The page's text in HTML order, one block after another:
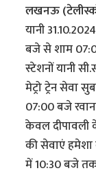
लखनऊ
यानी
बजे से शाम
स्टेशनों यानी
मेट्रो ट्रेन सेवा
07:00 बजे
केवल दीपावली
की सेवाएं
में 10:30 बजे तक